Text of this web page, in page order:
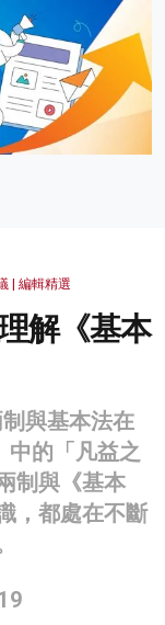
| 編輯精選
解《基本
與基本法在
中的「凡益之
制與《基本
，都處在不斷